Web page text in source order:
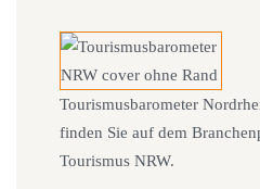
Tourismusbarometer
finden Sie auf dem
Tourismus NRW.